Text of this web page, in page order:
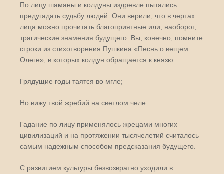
По лицу шаманы и колдуны издревле пытались
предугадать судьбу людей. Они верили, что в чертах
лица можно прочитать благоприятные или, наоборот,
трагические знамения будущего. Вы, конечно, помните
строки из стихотворения Пушкина «Песнь о вещем
Олеге», в которых колдун обращается к князю:
Грядущие годы таятся во мгле;
Но вижу твой жребий на светлом челе.
Гадание по лицу применялось жрецами многих
цивилизаций и на протяжении тысячелетий считалось
самым надежным способом предсказания будущего.
С развитием культуры безвозвратно уходили в